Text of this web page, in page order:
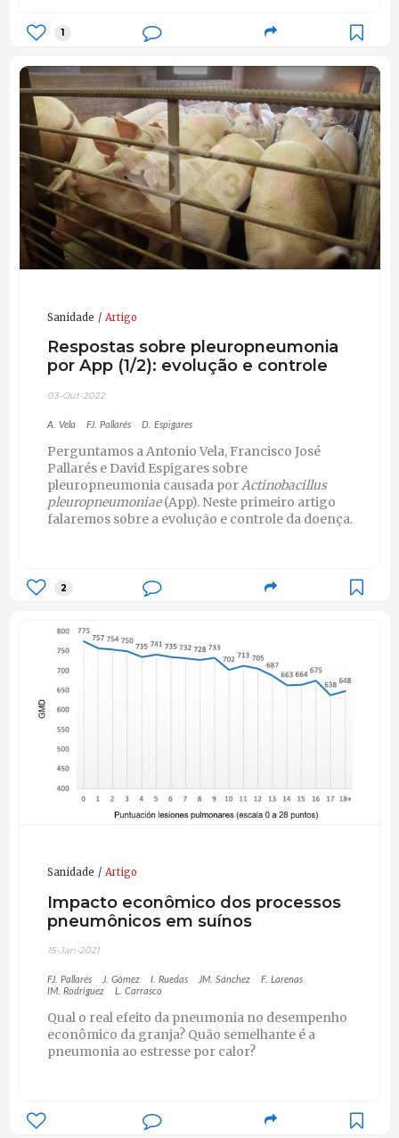
1
Sanidade Artigo
Respostas sobre pleuropneumonia
por App (1/2): evolução e controle
03-Out-2022
A. Vela FJ. Pallarés D. Espigares
Perguntamos a Antonio Vela, Francisco José
Pallarés e David Espigares sobre
pleuropneumonia causada porActinobacillus
pleuropneumoniae(App). Neste primeiro artigo
falaremos sobre a evolução e controle da doença.
2
Sanidade Artigo
Impacto econômico dos processos
pneumônicos em suínos
15-Jan-2021
FJ. Pallarés J. Gómez I. Ruedas JM. Sánchez
F. Larenas
IM. Rodríguez
L. Carrasco
Qual o real efeito da pneumonia no desempenho
econômico da granja? Quão semelhante é a
pneumonia ao estresse por calor?